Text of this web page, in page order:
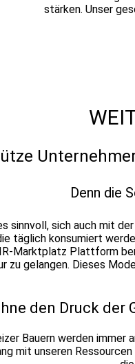
stärken. Unser
Denn die
sinnvoll, sich auch mit
täglich konsumiert
Marktplatz Plattform
zu gelangen. Dieses
den Druck
Bauern werden
mit unseren